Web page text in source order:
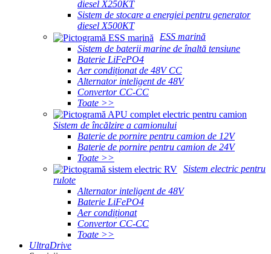
diesel X250KT
Sistem de stocare a energiei pentru generator
diesel X500KT
ESS marină
Sistem de baterii marine de înaltă tensiune
Baterie LiFePO4
Aer condiționat de 48V CC
Alternator inteligent de 48V
Convertor CC-CC
Toate >>
Sistem de încălzire a camionului
Baterie de pornire pentru camion de 12V
Baterie de pornire pentru camion de 24V
Toate >>
Sistem electric pentru
rulote
Alternator inteligent de 48V
Baterie LiFePO4
Aer condiționat
Convertor CC-CC
Toate >>
UltraDrive